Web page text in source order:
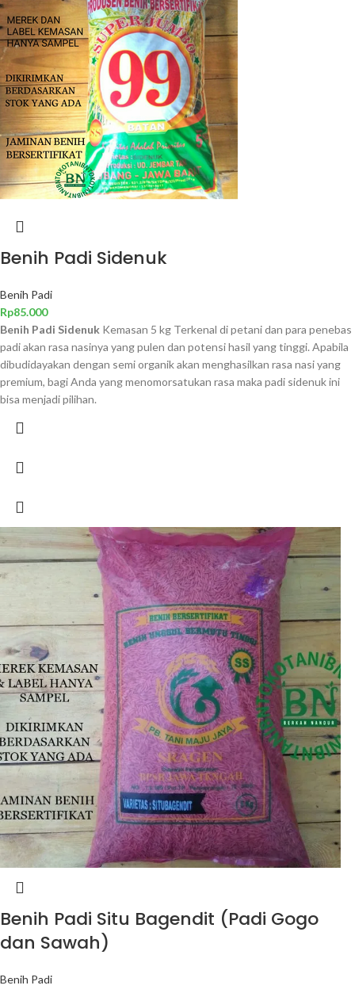
Benih Padi Sidenuk
Benih Padi
Rp85.000
Benih Padi Sidenuk Kemasan 5 kg Terkenal di petani dan para penebas
padi akan rasa nasinya yang pulen dan potensi hasil yang tinggi. Apabila
dibudidayakan dengan semi organik akan menghasilkan rasa nasi yang
premium, bagi Anda yang menomorsatukan rasa maka padi sidenuk ini
bisa menjadi pilihan.
Benih Padi Situ Bagendit (Padi Gogo
dan Sawah)
Benih Padi